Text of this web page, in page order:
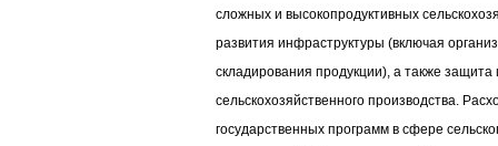
сложных и высокопродуктивных
развития инфраструктуры (включая
складирования продукции), а также защита
сельскохозяйственного производства.
государственных программ в сфере